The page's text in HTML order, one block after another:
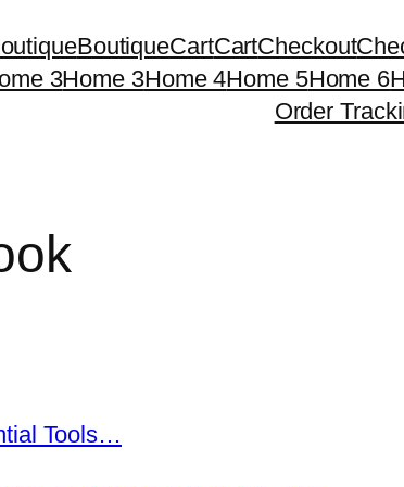
BoutiqueCartCartCheckout
3Home 3Home 4Home 5Home 6
Order